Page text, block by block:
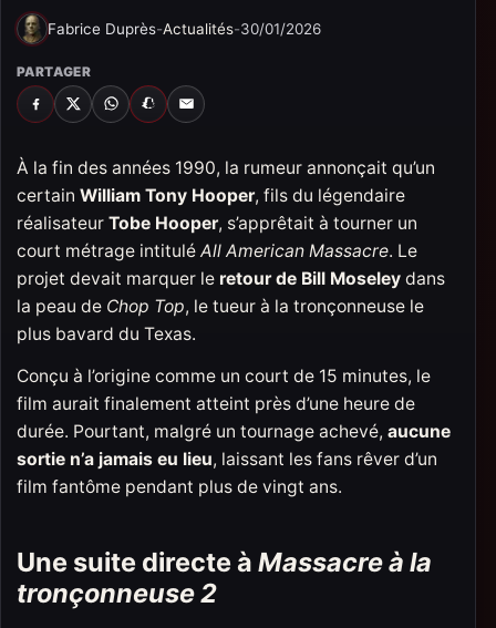
Fabrice Duprès-Actualités-30/01/2026
PARTAGER
FACEBOOK
X WHATSAPP
SNAPCHAT
EMAIL
À la fin des années 1990, la rumeur annonçait qu’un
certain William Tony Hooper, fils du légendaire
réalisateur Tobe Hooper, s’apprêtait à tourner un
court métrage intitulé All American Massacre. Le
projet devait marquer le retour de Bill Moseley dans
la peau de Chop Top, le tueur à la tronçonneuse le
plus bavard du Texas.
Conçu à l’origine comme un court de 15 minutes, le
film aurait finalement atteint près d’une heure de
durée. Pourtant, malgré un tournage achevé, aucune
sortie n’a jamais eu lieu, laissant les fans rêver d’un
film fantôme pendant plus de vingt ans.
Une suite directe à Massacre à la
tronçonneuse 2